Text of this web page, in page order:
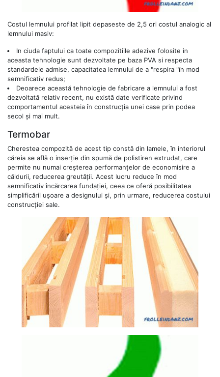
Costul lemnului profilat lipit depaseste de 2,5 ori costul analogic al
lemnului masiv:
In ciuda faptului ca toate compozitiile adezive folosite in
aceasta tehnologie sunt dezvoltate pe baza PVA si respecta
standardele admise, capacitatea lemnului de a "respira "în mod
semnificativ redus;
Deoarece această tehnologie de fabricare a lemnului a fost
dezvoltată relativ recent, nu există date verificate privind
comportamentul acesteia în construcția unei case prin podea
secol și mai mult.
Termobar
Cherestea compozită de acest tip constă din lamele, în interiorul
căreia se află o inserție din spumă de polistiren extrudat, care
permite nu numai creșterea performanțelor de economisire a
căldurii, reducerea greutății. Acest lucru reduce în mod
semnificativ încărcarea fundației, ceea ce oferă posibilitatea
simplificării ușoare a designului și, prin urmare, reducerea costului
construcției sale.